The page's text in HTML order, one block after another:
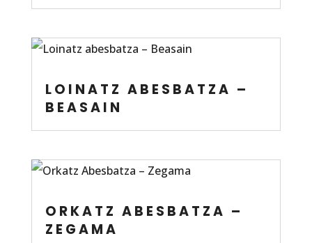
LOINATZ ABESBATZA –
BEASAIN
ORKATZ ABESBATZA –
ZEGAMA